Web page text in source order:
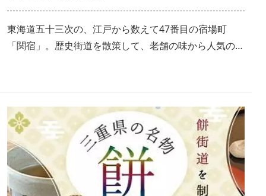
東海道五十三次の、江戸から数えて47番目の宿場町
「関宿」。歴史街道を散策して、老舗の味から人気のB